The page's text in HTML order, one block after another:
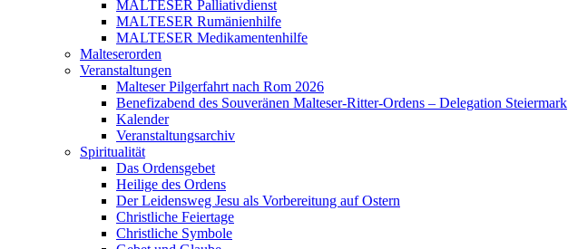
MALTESER Palliativdienst
MALTESER Rumänienhilfe
MALTESER Medikamentenhilfe
Malteserorden
Veranstaltungen
Malteser Pilgerfahrt nach Rom 2026
Benefizabend des Souveränen Malteser-Ritter-Ordens – Delegation Steiermark
Kalender
Veranstaltungsarchiv
Spiritualität
Das Ordensgebet
Heilige des Ordens
Der Leidensweg Jesu als Vorbereitung auf Ostern
Christliche Feiertage
Christliche Symbole